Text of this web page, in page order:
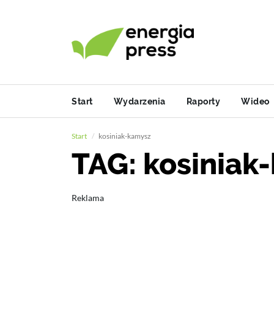
Start Wydarzenia Raporty Wideo
Start kosiniak-kamysz
TAG:
Reklama